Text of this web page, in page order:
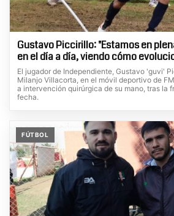
Gustavo Piccirillo: "Estamos en
en el día a día, viendo cómo
El jugador de Independiente, Gustavo 'guvi'
Milanjo Villacorta, en el móvil deportivo de
a intervención quirúrgica de su mano, tras la
fecha.
FÚTBOL